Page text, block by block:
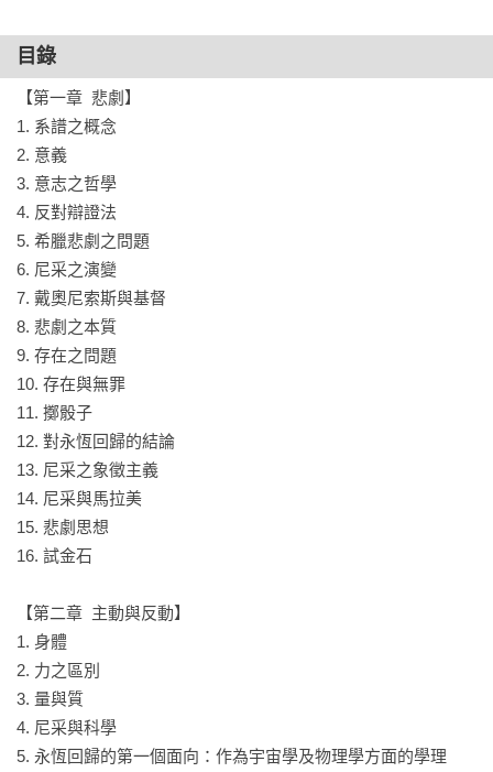
目錄
【第一章  悲劇】
1. 系譜之概念
2. 意義
3. 意志之哲學
4. 反對辯證法
5. 希臘悲劇之問題
6. 尼采之演變
7. 戴奧尼索斯與基督
8. 悲劇之本質
9. 存在之問題
10. 存在與無罪
11. 擲骰子
12. 對永恆回歸的結論
13. 尼采之象徵主義
14. 尼采與馬拉美
15. 悲劇思想
16. 試金石
【第二章  主動與反動】
1. 身體
2. 力之區別
3. 量與質
4. 尼采與科學
5. 永恆回歸的第一個面向：作為宇宙學及物理學方面的學理